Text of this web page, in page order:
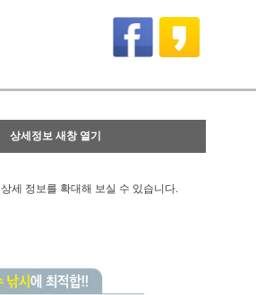
상세정보 새창 열기
상세 정보를 확대해 보실 수 있습니다.